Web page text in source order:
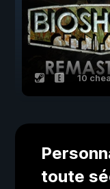
10
toute